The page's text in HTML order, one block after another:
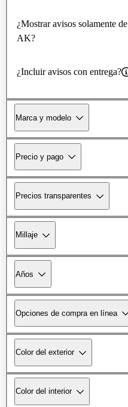
¿Mostrar avisos solamente de
AK?
¿Incluir avisos con entrega?
Marca y modelo
Precio y pago
Precios transparentes
Millaje
Años
Opciones de compra en línea
Color del exterior
Color del interior